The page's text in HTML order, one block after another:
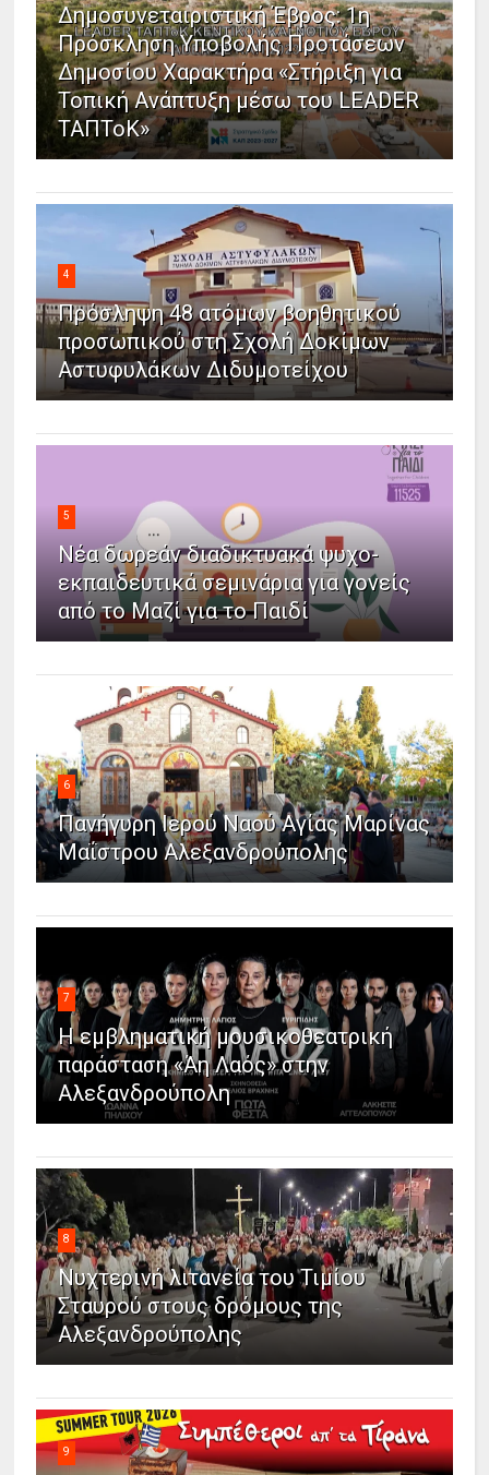
Δημοσυνεταιριστική Έβρος: 1η
Πρόσκληση Υποβολής Προτάσεων
Δημοσίου Χαρακτήρα «Στήριξη για
Τοπική Ανάπτυξη μέσω του LEADER
ΤΑΠΤοΚ»
4
Πρόσληψη 48 ατόμων βοηθητικού
προσωπικού στη Σχολή Δοκίμων
Αστυφυλάκων Διδυμοτείχου
5
Νέα δωρεάν διαδικτυακά ψυχο-
εκπαιδευτικά σεμινάρια για γονείς
από το Μαζί για το Παιδί
6
Πανήγυρη Ιερού Ναού Αγίας Μαρίνας
Μαΐστρου Αλεξανδρούπολης
7
Η εμβληματική μουσικοθεατρική
παράσταση «Άη Λαός» στην
Αλεξανδρούπολη
8
Νυχτερινή λιτανεία του Τιμίου
Σταυρού στους δρόμους της
Αλεξανδρούπολης
9